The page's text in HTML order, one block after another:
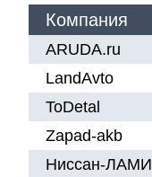
Компания
ARUDA.ru
LandAvto
ToDetal
Zapad-akb
Ниссан-ЛАМИ